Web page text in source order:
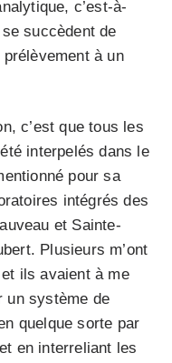
c’est-à-
succèdent de
prélèvement à un
c’est que tous les
interpelés dans le
pour sa
intégrés des
et Sainte-
Plusieurs m’ont
ils avaient à me
un système de
quelque sorte par
en interreliant les